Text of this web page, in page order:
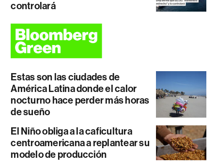
controlará
Estas son las ciudades de
América Latina donde el calor
nocturno hace perder más horas
de sueño
El Niño obliga a la caficultura
centroamericana a replantear su
modelo de producción